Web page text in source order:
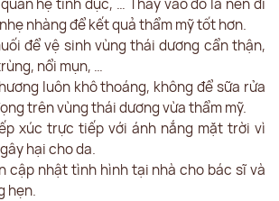
nhàng để kết quả thẩm mỹ tốt hơn.
để vệ sinh vùng thái dương cẩn thận,
nổi mụn, …
luôn khô thoáng, không để sữa rửa
trên vùng thái dương vừa thẩm mỹ.
xúc trực tiếp với ánh nắng mặt trời vì
hại cho da.
cập nhật tình hình tại nhà cho bác sĩ và
hẹn.